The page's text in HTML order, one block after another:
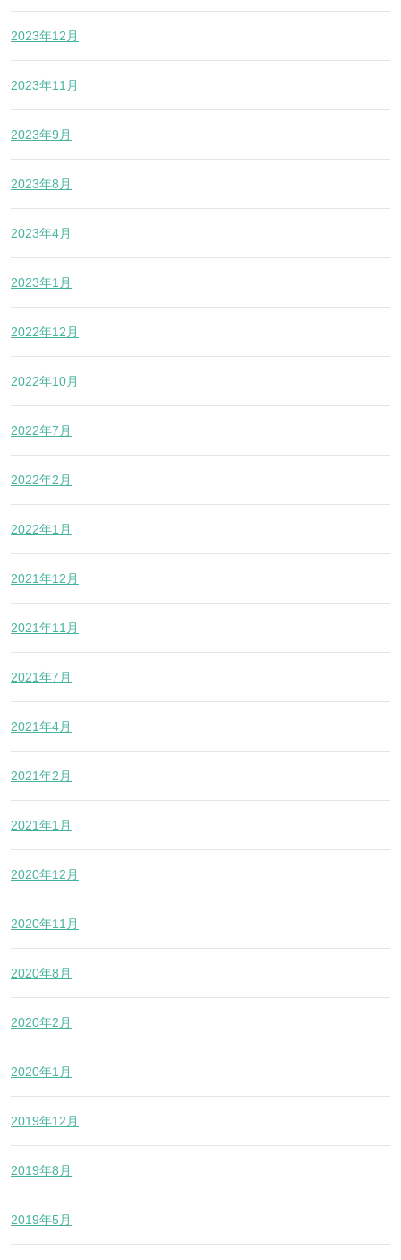
2023年12月
2023年11月
2023年9月
2023年8月
2023年4月
2023年1月
2022年12月
2022年10月
2022年7月
2022年2月
2022年1月
2021年12月
2021年11月
2021年7月
2021年4月
2021年2月
2021年1月
2020年12月
2020年11月
2020年8月
2020年2月
2020年1月
2019年12月
2019年8月
2019年5月